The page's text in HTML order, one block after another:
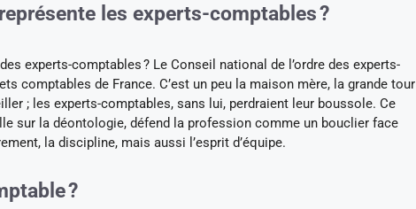
les experts-comptables ?
experts-comptables ? Le Conseil national de l’ordre des experts-
comptables de France. C’est un peu la maison mère, la grande tour
; les experts-comptables, sans lui, perdraient leur boussole. Ce
sur la déontologie, défend la profession comme un bouclier face
la discipline, mais aussi l’esprit d’équipe.
?